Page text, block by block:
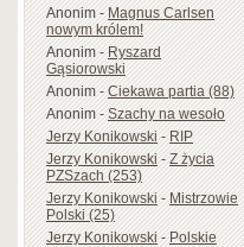
Anonim-Magnus Carlsen
nowym królem!
Anonim-Ryszard
Gąsiorowski
Anonim-Ciekawa partia (88)
Anonim-Szachy na wesoło
Jerzy Konikowski-RIP
Jerzy Konikowski-Z życia
PZSzach (253)
Jerzy Konikowski-Mistrzowie
Polski (25)
Jerzy Konikowski-Polskie